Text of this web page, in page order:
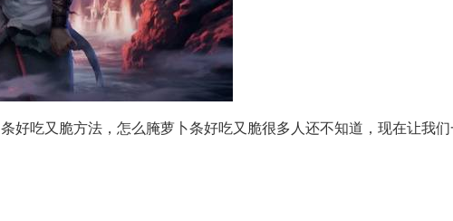
条好吃又脆方法，怎么腌萝卜条好吃又脆很多人还不知道，现在让我